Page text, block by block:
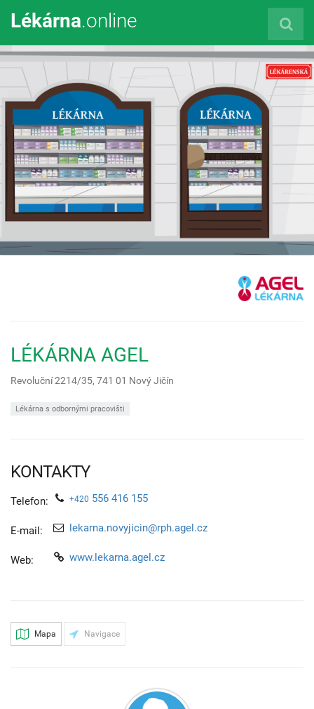
Lékárna.online
LÉKÁRNA AGEL
Revoluční 2214/35, 741 01 Nový Jičín
Lékárna s odbornými pracovišti
KONTAKTY
Telefon: +420 556 416 155
E-mail: lekarna.novyjicin@rph.agel.cz
Web: www.lekarna.agel.cz
Mapa Navigace